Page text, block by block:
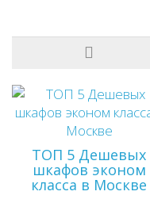
ТОП 5 Дешевых
шкафов эконом
класса в Москве